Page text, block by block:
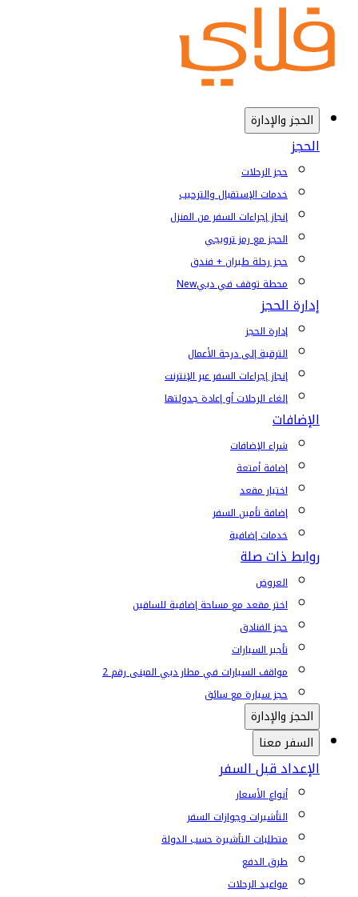
الحجز والإدارة
الحجز
حجز الرحلات
خدمات الإستقبال والترحيب
إنجاز إجراءات السفر من المنزل
الحجز مع رمز ترويجي
حجز رحلة طيران + فندق
محطة توقف في دبيNew
إدارة الحجز
إدارة الحجز
الترقية إلى درجة الأعمال
إنجاز إجراءات السفر عبر الإنترنت
إلغاء الرحلات أو إعادة جدولتها
الإضافات
شراء الإضافات
إضافة أمتعة
اختيار مقعد
إضافة تأمين السفر
خدمات إضافية
روابط ذات صلة
العروض
اختر مقعد مع مساحة إضافية للساقين
حجز الفنادق
تأجير السيارات
مواقف السيارات في مطار دبي المبنى رقم 2
حجز سيارة مع سائق
الحجز والإدارة
السفر معنا
الإعداد قبل السفر
أنواع الأسعار
التأشيرات وجوازات السفر
متطلبات التأشيرة حسب الدولة
طرق الدفع
مواعيد الرحلات